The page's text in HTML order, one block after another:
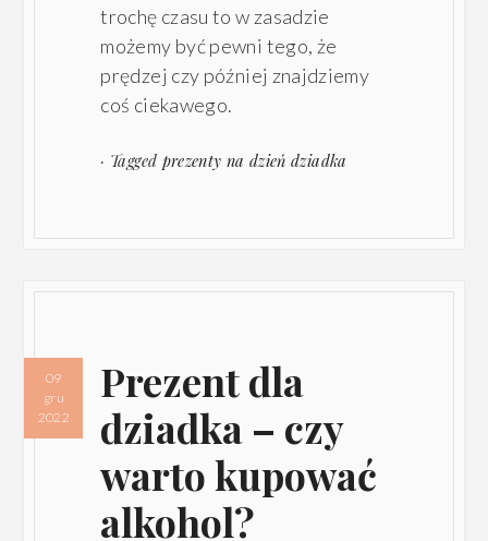
trochę czasu to w zasadzie
możemy być pewni tego, że
prędzej czy później znajdziemy
coś ciekawego.
· Tagged prezenty na dzień dziadka
Prezent dla
dziadka – czy
warto kupować
alkohol?
09
gru
2022